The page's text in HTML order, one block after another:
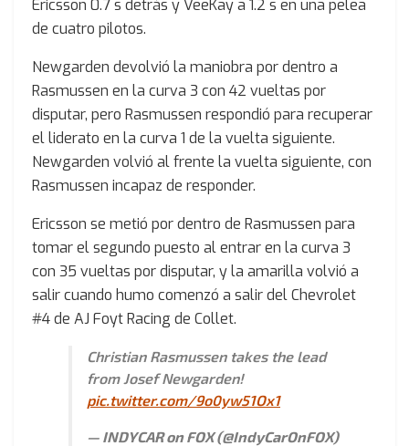
Ericsson 0.7 s detrás y VeeKay a 1.2 s en una pelea
de cuatro pilotos.
Newgarden devolvió la maniobra por dentro a
Rasmussen en la curva 3 con 42 vueltas por
disputar, pero Rasmussen respondió para recuperar
el liderato en la curva 1 de la vuelta siguiente.
Newgarden volvió al frente la vuelta siguiente, con
Rasmussen incapaz de responder.
Ericsson se metió por dentro de Rasmussen para
tomar el segundo puesto al entrar en la curva 3
con 35 vueltas por disputar, y la amarilla volvió a
salir cuando humo comenzó a salir del Chevrolet
#4 de AJ Foyt Racing de Collet.
Christian Rasmussen takes the lead
from Josef Newgarden!
pic.twitter.com/9o0yw51Ox1
— INDYCAR on FOX (@IndyCarOnFOX)